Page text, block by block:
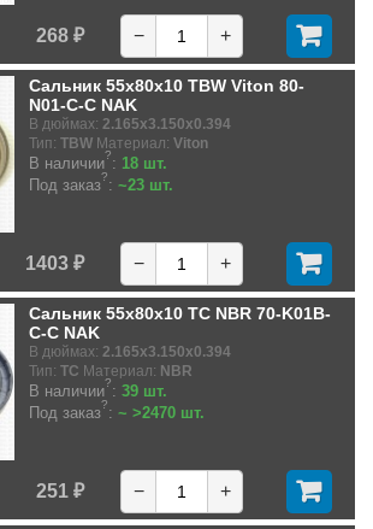
268 ₽ − +
Сальник 55x80x10 TBW Viton 80-
N01-C-C NAK
В дюймах: 2.165x3.150x0.394
Тип: TBW Материал: Viton
В наличии?: 18 шт.
Под заказ?: ~23 шт.
1403 ₽ − +
Сальник 55x80x10 TC NBR 70-K01B-
C-C NAK
В дюймах: 2.165x3.150x0.394
Тип: TC Материал: NBR
В наличии?: 39 шт.
Под заказ?: ~ >2470 шт.
251 ₽ − +